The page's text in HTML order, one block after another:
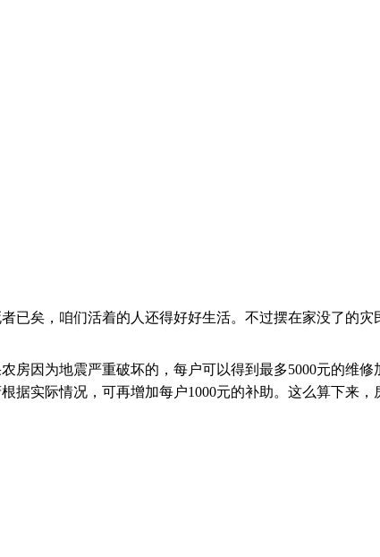
矣，咱们活着的人还得好好生活。不过摆在家没了的灾
因为地震严重破坏的，每户可以得到最多5000元的维修
据实际情况，可再增加每户1000元的补助。这么算下来，